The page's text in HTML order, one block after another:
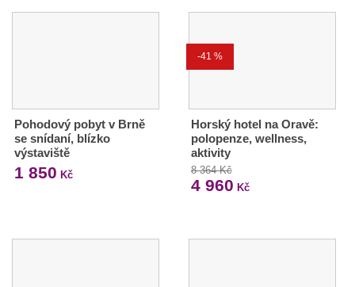
Pohodový pobyt v Brně
se snídaní, blízko
výstaviště
1 850 Kč
-41 %
Horský hotel na Oravě:
polopenze, wellness,
aktivity
8 364 Kč
4 960 Kč